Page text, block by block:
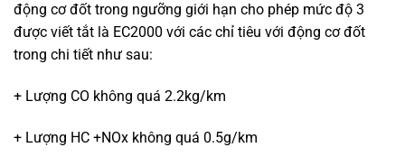
động cơ đốt trong ngưỡng giới hạn cho phép mức độ 3
được viết tắt là EC2000 với các chỉ tiêu với động cơ đốt
trong chi tiết như sau:
+ Lượng CO không quá 2.2kg/km
+ Lượng HC +NOx không quá 0.5g/km